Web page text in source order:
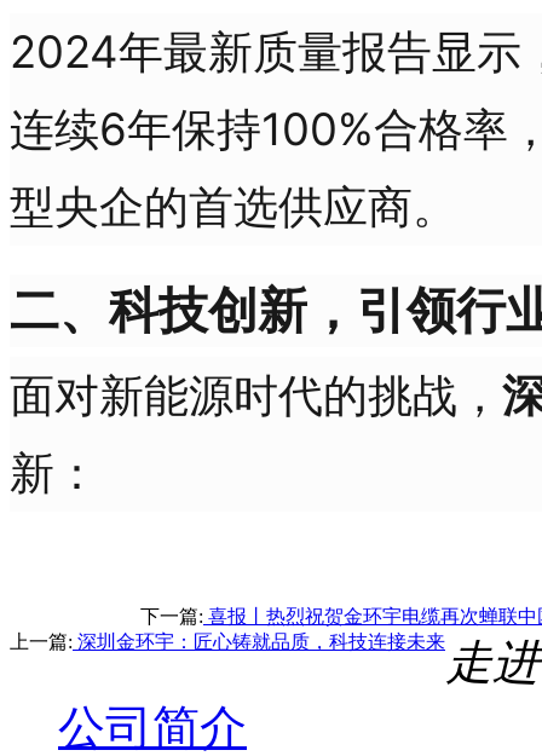
2024年最新质量报告显示
连续6年保持100%合格率
型央企的首选供应商。
二、科技创新，引领行
面对新能源时代的挑战，
新：
下一篇: 喜报丨热烈祝贺金环宇电缆再次蝉联
上一篇: 深圳金环宇：匠心铸就品质，科技连接未来 走
公司简介